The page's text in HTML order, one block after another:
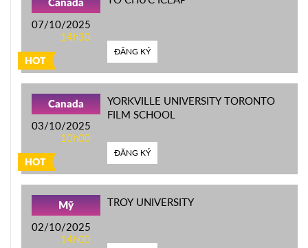
HOT
Canada
07/10/2025
14h30
ĐĂNG KÝ
HOT
Canada
03/10/2025
10h00
YORKVILLE UNIVERSITY TORONTO
FILM SCHOOL
ĐĂNG KÝ
Mỹ
02/10/2025
14h00
TROY UNIVERSITY